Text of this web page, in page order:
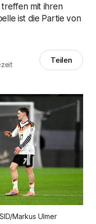
treffen mit ihren
ist die Partie von
Teilen
Markus Ulmer